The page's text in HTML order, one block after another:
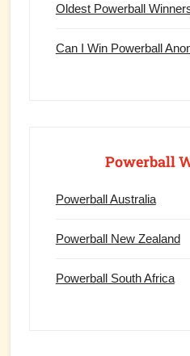
Oldest Powerball
Can I Win Powerball
Powerball
Powerball Australia
Powerball New Zealand
Powerball South Africa